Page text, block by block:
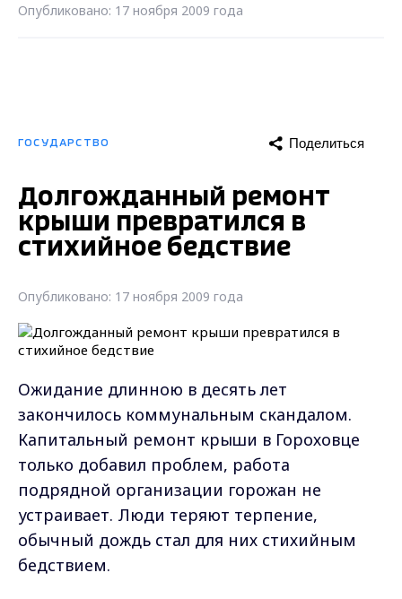
Опубликовано: 17 ноября 2009 года
ГОСУДАРСТВО Поделиться
Долгожданный ремонт
крыши превратился в
стихийное бедствие
Опубликовано: 17 ноября 2009 года
Ожидание длинною в десять лет
закончилось коммунальным скандалом.
Капитальный ремонт крыши в Гороховце
только добавил проблем, работа
подрядной организации горожан не
устраивает. Люди теряют терпение,
обычный дождь стал для них стихийным
бедствием.